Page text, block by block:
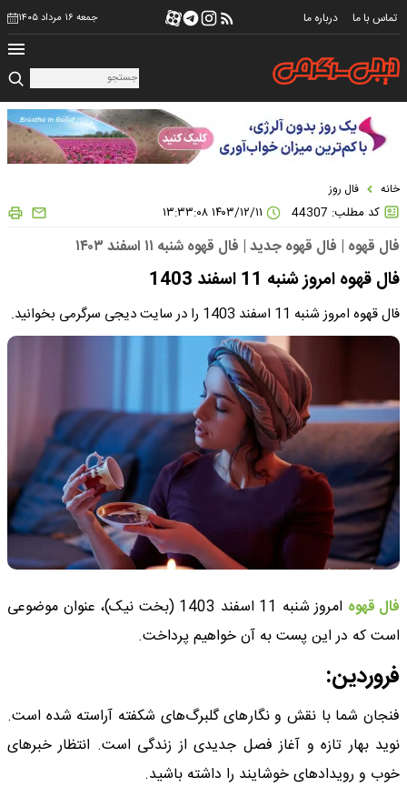
تماس با ما درباره ما جمعه ۱۶ مرداد ۱۴۰۵
خانه فال روز
کد مطلب: 44307
فال قهوه | فال قهوه جدید | فال قهوه شنبه ۱۱ اسفند ۱۴۰۳
فال قهوه امروز شنبه 11 اسفند 1403
فال قهوه امروز شنبه 11 اسفند 1403 را در سایت دیجی سرگرمی بخوانید.
فال قهوه
امروز شنبه 11 اسفند 1403 (بخت نیک)، عنوان موضوعی
است که در این پست به آن خواهیم پرداخت.
فروردین:
فنجان شما با نقش و نگارهای گلبرگ‌های شکفته آراسته شده است.
نوید بهار تازه و آغاز فصل جدیدی از زندگی است. انتظار خبرهای
خوب و رویدادهای خوشایند را داشته باشید.